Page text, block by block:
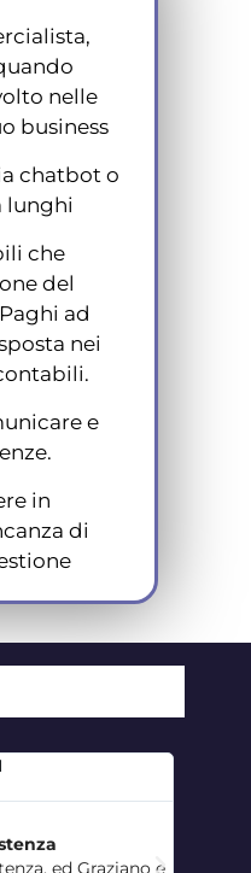
nelle
business
chatbot o
lunghi
che
del
ad
nei
e
in
di
ed Graziano e